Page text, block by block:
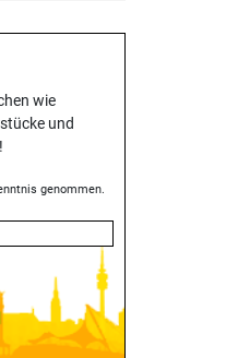
wie
und
genommen.